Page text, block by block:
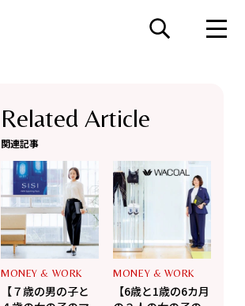
Related Article
関連記事
MONEY & WORK
【７歳の男の子と
MONEY & WORK
【6歳と1歳の6カ月